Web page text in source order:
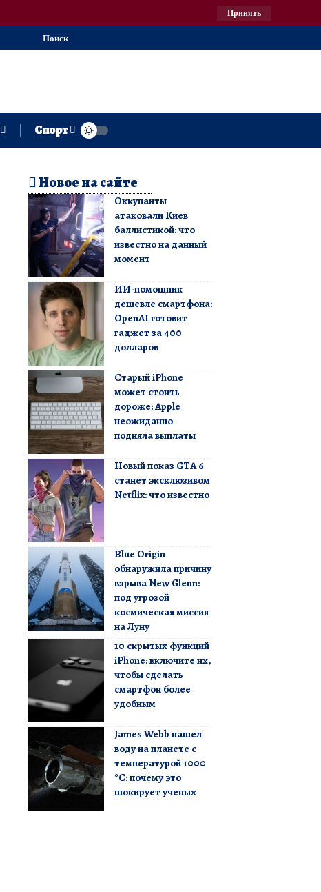
Принять
Поиск
Спорт
Новое на сайте
Оккупанты
атаковали Киев
баллистикой: что
известно на данный
момент
ИИ-помощник
дешевле смартфона:
OpenAI готовит
гаджет за 400
долларов
Старый iPhone
может стоить
дороже: Apple
неожиданно
подняла выплаты
Новый показ GTA 6
станет эксклюзивом
Netflix: что известно
Blue Origin
обнаружила причину
взрыва New Glenn:
под угрозой
космическая миссия
на Луну
10 скрытых функций
iPhone: включите их,
чтобы сделать
смартфон более
удобным
James Webb нашел
воду на планете с
температурой 1000
°C: почему это
шокирует ученых